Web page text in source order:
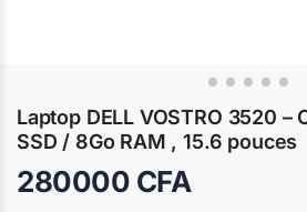
Laptop DELL VOSTRO 3520 –
SSD / 8Go RAM , 15.6 pouces
280000 CFA